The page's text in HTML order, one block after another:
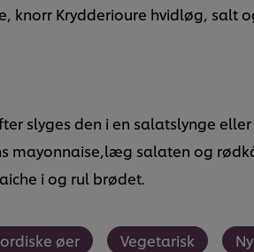
knorr Krydderioure hvidløg, salt
slyges den i en salatslynge
mayonnaise,læg salaten og
i og rul brødet.
øer Vegetarisk